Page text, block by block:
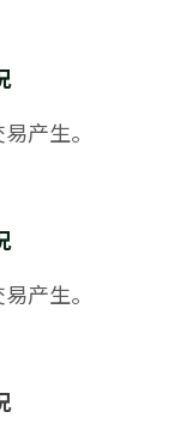
产生。
产生。